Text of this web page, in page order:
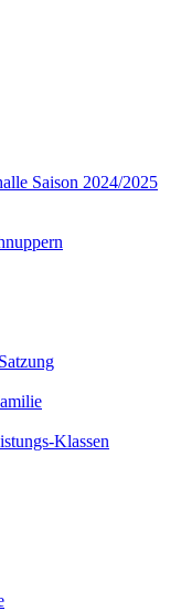
Saison 2024/2025
Klassen